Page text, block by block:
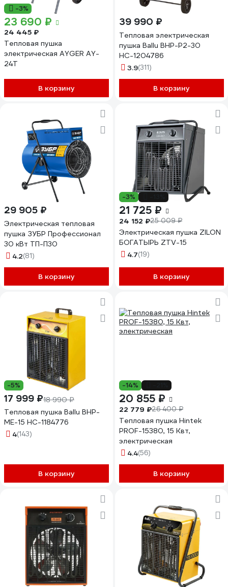
-3%
23 690 ₽
24 445 ₽
Тепловая пушка
электрическая AYGER AY-
24T
В корзину
39 990 ₽
Тепловая электрическая
пушка Ballu BHP-P2-30
НС-1204786
3.9(311)
В корзину
29 905 ₽
Электрическая тепловая
пушка ЗУБР Профессионал
30 кВт ТП-П30
4.2(81)
В корзину
-3%
21 725 ₽
24 152 ₽25 009 ₽
Электрическая пушка ZILON
БОГАТЫРЬ ZTV-15
4.7(19)
В корзину
-5%
17 999 ₽18 990 ₽
Тепловая пушка Ballu BHP-
ME-15 НС-1184776
4(143)
В корзину
-14%
20 855 ₽
22 779 ₽26 400 ₽
Тепловая пушка Hintek
PROF-15380, 15 Квт,
электрическая
4.4(56)
В корзину